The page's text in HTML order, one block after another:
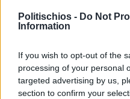
Politischios - Do Not
Information
If you wish to opt-out of the
processing of your personal
targeted advertising by us,
section to confirm your
Πριν 5 ημέρες
Οι ξεχωριστές
Clementine Chios